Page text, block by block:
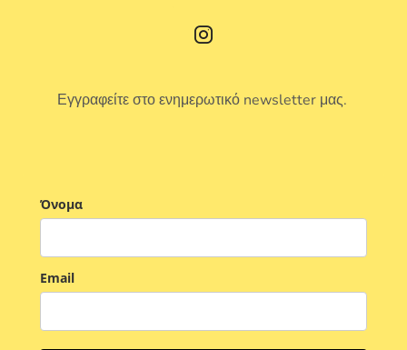
Εγγραφείτε στο ενημερωτικό newsletter μας.
Όνομα
Email